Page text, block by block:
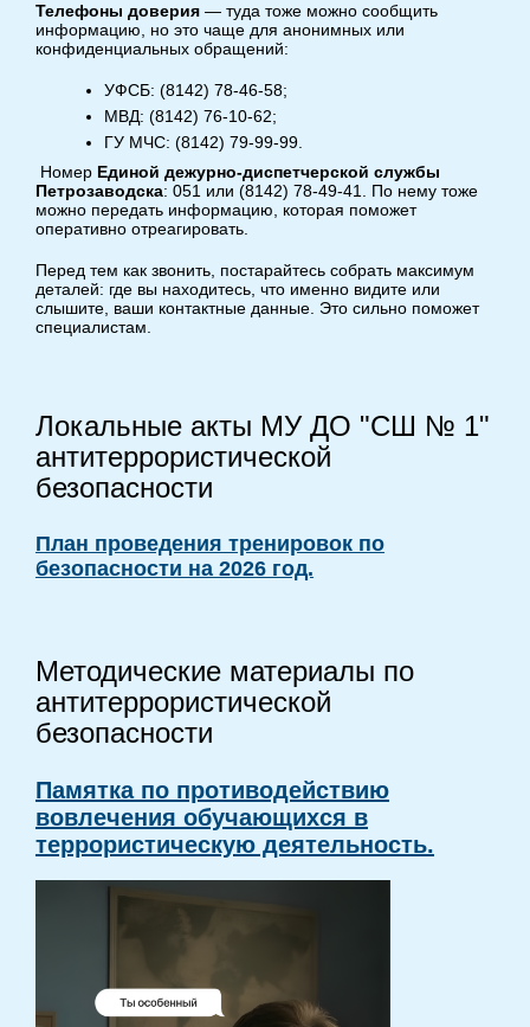
Телефоны доверия — туда тоже можно сообщить
информацию, но это чаще для анонимных или
конфиденциальных обращений:
УФСБ: (8142) 78-46-58;
МВД: (8142) 76-10-62;
ГУ МЧС: (8142) 79-99-99.
Номер Единой дежурно-диспетчерской службы
Петрозаводска: 051 или (8142) 78-49-41. По нему тоже
можно передать информацию, которая поможет
оперативно отреагировать.
Перед тем как звонить, постарайтесь собрать максимум
деталей: где вы находитесь, что именно видите или
слышите, ваши контактные данные. Это сильно поможет
специалистам.
Локальные акты МУ ДО "СШ № 1"
антитеррористической
безопасности
План проведения тренировок по
безопасности на 2026 год.
Методические материалы по
антитеррористической
безопасности
Памятка по противодействию
вовлечения обучающихся в
террористическую деятельность.